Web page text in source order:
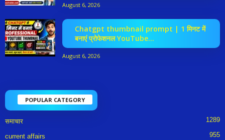
August 6, 2026
Chatgpt thumbnail prompt | 1 मिनट में
बनाएं प्रोफेशनल YouTube...
August 6, 2026
POPULAR CATEGORY
समाचार 1289
current affairs 955